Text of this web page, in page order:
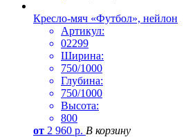
Кресло-мяч «Футбол», нейлон
Артикул:
02299
Ширина:
750/1000
Глубина:
750/1000
Высота:
800
от 2 960 р. В корзину